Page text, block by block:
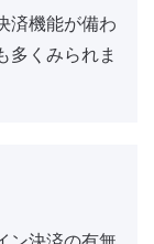
済機能が備わ
多くみられま